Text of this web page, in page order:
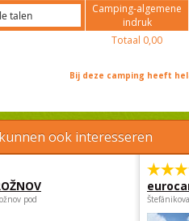
Camping-algemene
indruk
Totaal 0,00
Bij deze camping heeft
ook interesseren
pod